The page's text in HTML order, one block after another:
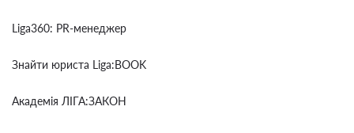
Liga360: PR-менеджер
Знайти юриста Liga:BOOK
Академія ЛІГА:ЗАКОН